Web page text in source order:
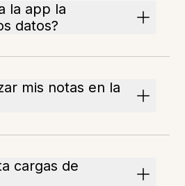
la app la
datos?
mis notas en la
cargas de